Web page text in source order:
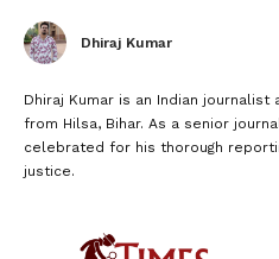
Dhiraj Kumar
Dhiraj Kumar is an Indian
from Hilsa, Bihar. As a senior
celebrated for his thorough
justice.